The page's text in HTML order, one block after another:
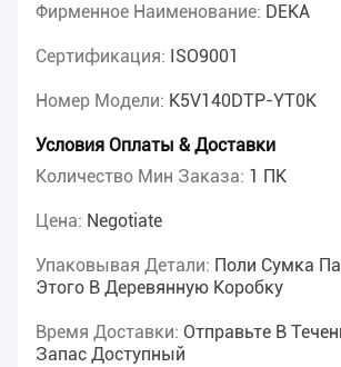
Фирменное Наименование: DEKA
Сертификация: ISO9001
Номер Модели: K5V140DTP-YT0K
Условия Оплаты & Доставки
Количество Мин Заказа: 1 ПК
Цена: Negotiate
Упаковывая Детали: Поли Сумка
Этого В Деревянную Коробку
Время Доставки: Отправьте В
Запас Доступный